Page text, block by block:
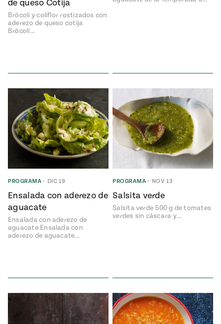
of Real
de queso Cotija
Brócoli y coliflor rostizados con
aderezo de queso cotija
Brócoli…
PROGRAMA • DIC 19
Ensalada con aderezo de
aguacate
Ensalada con aderezo de
aguacate Ensalada con
aderezo de aguacate…
PROGRAMA • NOV 13
Salsita verde
Salsita verde 500 g de tomates
verdes sin cáscara y…